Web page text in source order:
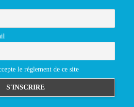
le réglement de ce site